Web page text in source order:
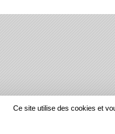
REGIONS
Ce site utilise des cookies et